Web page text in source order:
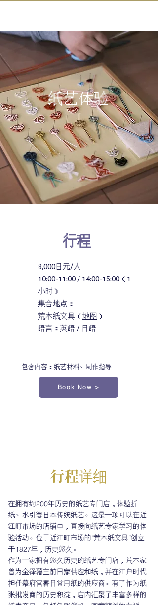
纸艺体验
行程
3,000日元/人
10:00-11:00 / 14:00-15:00（1
小时）
集合地点：
荒木纸文具（地图）
​語言：英語 / 日語
包含内容：纸艺材料、制作指导
Book Now >
行程详细
在拥有约200年历史的纸艺专门店，体验折
纸、水引等日本传统纸艺。这是一项可以在近
江町市场的店铺中，直接向纸艺专家学习的体
验活动。位于近江町市场的“荒木纸文具”创立
于1827年，历史悠久。
作为一家拥有悠久历史的纸艺专门店，荒木家
曾为金泽藩主前田家供应和纸，并在江户时代
担任幕府官署日常用纸的供应商。有了作为纸
张批发商的历史积淀，店内汇聚了丰富多样的